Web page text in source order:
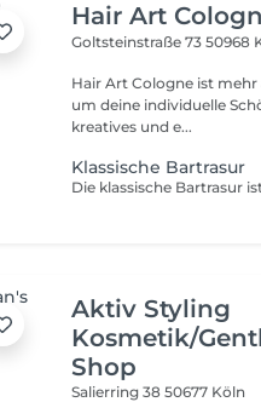
Hair Art
Goltsteinstraße 7350968
Hair Art Cologne ist mehr als nur
um deine individuelle
kreatives und e...
Klassische Bartrasur
Aktiv Styling
Kosmetik/
Shop
Salierring 3850677 Köln